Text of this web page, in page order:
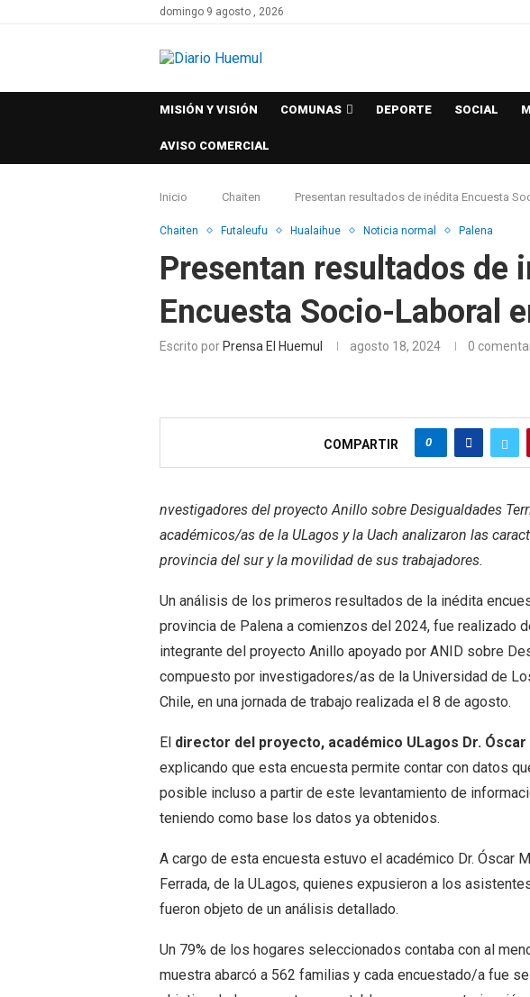
domingo 9 agosto , 2026
MISIÓN Y VISIÓN COMUNAS DEPORTE SOCIAL
AVISO COMERCIAL
Inicio Chaiten Presentan resultados de inédita Encuesta
Chaiten Futaleufu Hualaihue Noticia normal Palena
Presentan resultados de
Encuesta Socio-Laboral
Escrito por Prensa El Huemul agosto 18, 2024 0
COMPARTIR 0
nvestigadores del proyecto Anillo sobre Desigualdades
académicos/as de la ULagos y la Uach analizaron las
provincia del sur y la movilidad de sus trabajadores.
Un análisis de los primeros resultados de la inédita
provincia de Palena a comienzos del 2024, fue realizado
integrante del proyecto Anillo apoyado por ANID sobre
compuesto por investigadores/as de la Universidad de
Chile, en una jornada de trabajo realizada el 8 de agosto.
El director del proyecto, académico ULagos Dr. Óscar
explicando que esta encuesta permite contar con datos
posible incluso a partir de este levantamiento de
teniendo como base los datos ya obtenidos.
A cargo de esta encuesta estuvo el académico Dr. Óscar
Ferrada, de la ULagos, quienes expusieron a los
fueron objeto de un análisis detallado.
Un 79% de los hogares seleccionados contaba con al
muestra abarcó a 562 familias y cada encuestado/a fue